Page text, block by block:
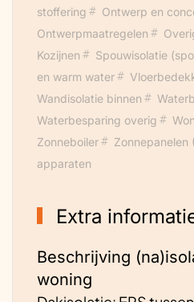
stoffering
Ontwerp en
Ontwerpmaatregelen
Kozijnen
Spouwisolatie
en warm water
Wandisolatie binnen
Waterbesparing overig
Zonneboiler
Zonnepanelen
apparaten
Extra
Beschrijving
woning